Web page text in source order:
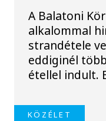
A Balatoni
alkalommal
strandétele
eddiginél
étellel indult.
KÖZÉLET